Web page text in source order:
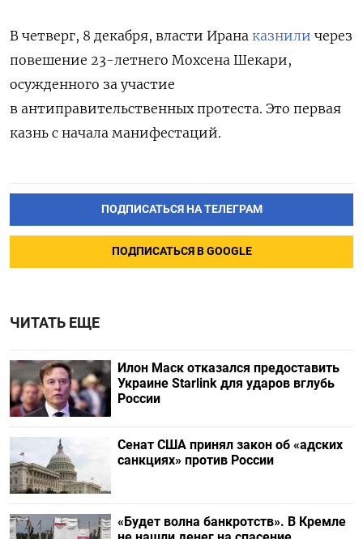
В четверг, 8 декабря, власти Ирана казнили через
повешение 23-летнего Мохсена Шекари,
осужденного за участие
в антиправительственных протеста. Это первая
казнь с начала манифестаций.
ПОДПИСАТЬСЯ НА ТЕЛЕГРАМ
ПОДПИСАТЬСЯ В GOOGLE
ЧИТАТЬ ЕЩЕ
Илон Маск отказался предоставить
Украине Starlink для ударов вглубь
России
Сенат США принял закон об «адских
санкциях» против России
«Будет волна банкротств». В Кремле